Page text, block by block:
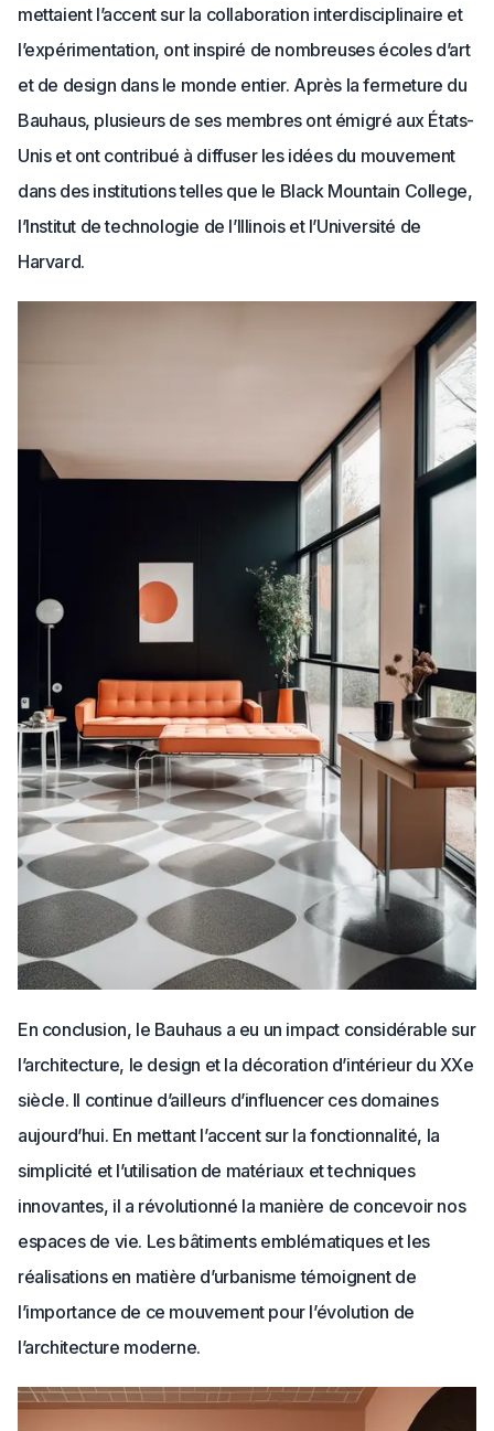
mettaient l’accent sur la collaboration interdisciplinaire et
l’expérimentation, ont inspiré de nombreuses écoles d’art
et de design dans le monde entier. Après la fermeture du
Bauhaus, plusieurs de ses membres ont émigré aux États-
Unis et ont contribué à diffuser les idées du mouvement
dans des institutions telles que le Black Mountain College,
l’Institut de technologie de l’Illinois et l’Université de
Harvard.
En conclusion, le Bauhaus a eu un impact considérable sur
l’architecture, le design et la décoration d’intérieur du XXe
siècle. Il continue d’ailleurs d’influencer ces domaines
aujourd’hui. En mettant l’accent sur la fonctionnalité, la
simplicité et l’utilisation de matériaux et techniques
innovantes, il a révolutionné la manière de concevoir nos
espaces de vie. Les bâtiments emblématiques et les
réalisations en matière d’urbanisme témoignent de
l’importance de ce mouvement pour l’évolution de
l’architecture moderne.